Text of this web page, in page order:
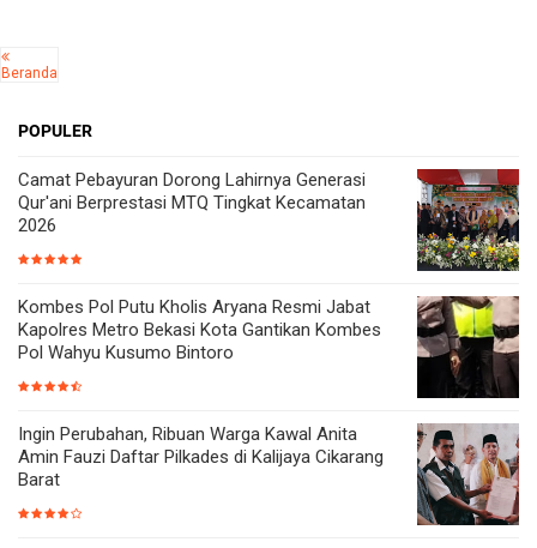
Beranda
POPULER
Camat Pebayuran Dorong Lahirnya Generasi
Qur'ani Berprestasi MTQ Tingkat Kecamatan
2026
Kombes Pol Putu Kholis Aryana Resmi Jabat
Kapolres Metro Bekasi Kota Gantikan Kombes
Pol Wahyu Kusumo Bintoro
Ingin Perubahan, Ribuan Warga Kawal Anita
Amin Fauzi Daftar Pilkades di Kalijaya Cikarang
Barat